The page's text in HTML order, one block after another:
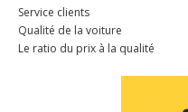
Service clients
Qualité de la voiture
Le ratio du prix à la qualité